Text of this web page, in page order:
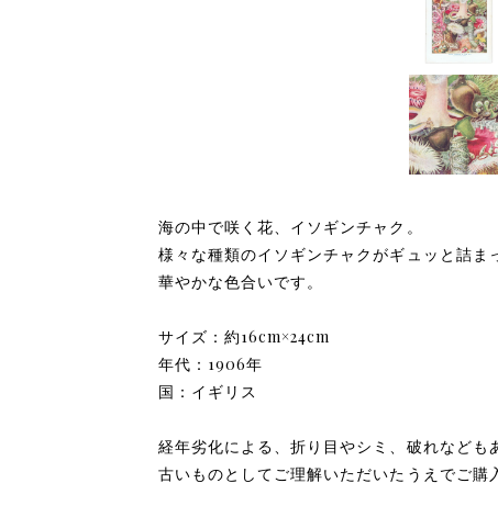
海の中で咲く花、イソギンチャク。
様々な種類のイソギンチャクがギュッと詰ま
華やかな色合いです。
サイズ：約16cm×24cm
年代：1906年
国：イギリス
経年劣化による、折り目やシミ、破れなども
古いものとしてご理解いただいたうえでご購